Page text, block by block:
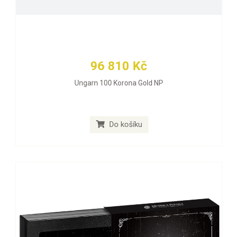
96 810 Kč
Ungarn 100 Korona Gold NP
Do košíku